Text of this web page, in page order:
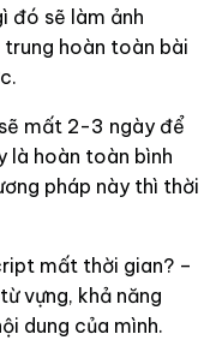
đó sẽ làm ảnh
trung hoàn toàn bài
mất 2-3 ngày để
là hoàn toàn bình
pháp này thì thời
mất thời gian? –
vựng, khả năng
dung của mình.